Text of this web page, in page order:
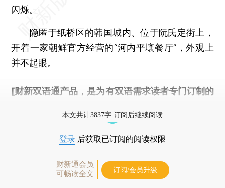
闪烁。
隐匿于纸桥区的韩国城内、位于阮氏定街上，
开着一家朝鲜官方经营的“河内平壤餐厅”，外观上
并不起眼。
[财新双语通产品，是为有双语需求读者专门订制的
本文共计3837字 订阅后继续阅读
登录 后获取已订阅的阅读权限
财新通会员
可畅读全文
订阅/会员升级